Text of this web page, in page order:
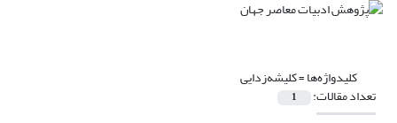
کلیدواژه‌ها =کلیشه‌زدایی
تعداد مقالات: 1